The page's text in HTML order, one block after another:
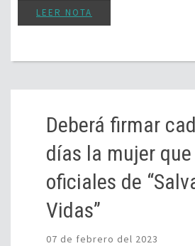
LEER NOTA
Deberá firmar
días la mujer
oficiales de
Vidas”
07 de febrero del 2023